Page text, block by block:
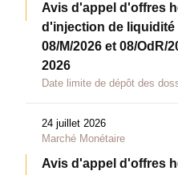
Avis d'appel d'offres
d'injection de liquidité
08/M/2026 et 08/OdR/
2026
Date limite de dépôt des
24 juillet 2026
Marché Monétaire
Avis d'appel d'offres